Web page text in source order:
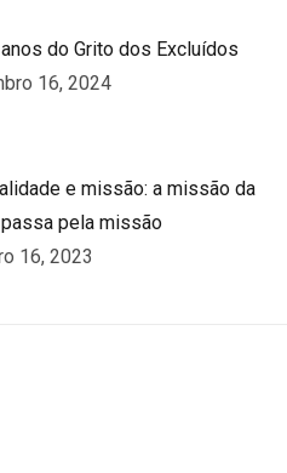
do Grito dos Excluídos
16, 2024
e missão: a missão da
pela missão
16, 2023